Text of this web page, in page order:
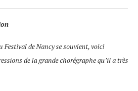
Festival de Nancyse souvient, voici
de la grande chorégraphe qu’il a très